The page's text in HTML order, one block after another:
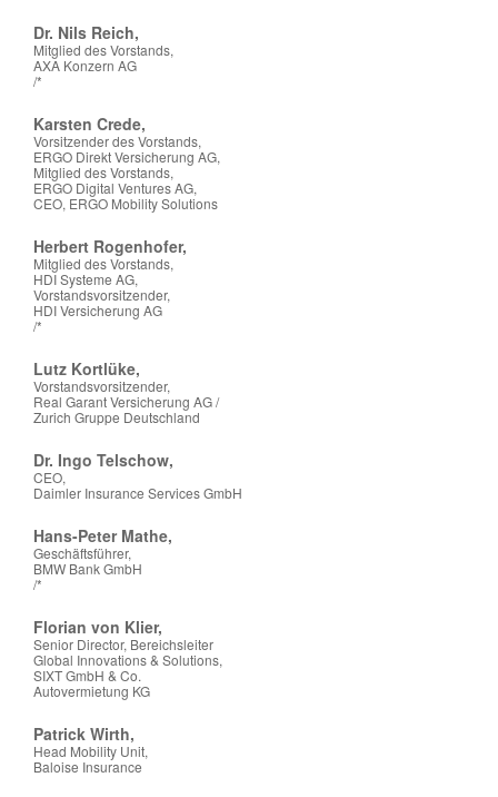
Dr. Nils Reich,
Mitglied des Vorstands,
AXA Konzern AG
/*
Karsten Crede,
Vorsitzender des Vorstands,
ERGO Direkt Versicherung AG,
Mitglied des Vorstands,
ERGO Digital Ventures AG,
CEO, ERGO Mobility Solutions
Herbert Rogenhofer,
Mitglied des Vorstands,
HDI Systeme AG,
Vorstandsvorsitzender,
HDI Versicherung AG
/*
Lutz Kortlüke,
Vorstandsvorsitzender,
Real Garant Versicherung AG /
Zurich Gruppe Deutschland
Dr. Ingo Telschow,
CEO,
Daimler Insurance Services GmbH
Hans-Peter Mathe,
Geschäftsführer,
BMW Bank GmbH
/*
Florian von Klier,
Senior Director, Bereichsleiter
Global Innovations & Solutions,
SIXT GmbH & Co.
Autovermietung KG
Patrick Wirth,
Head Mobility Unit,
Baloise Insurance